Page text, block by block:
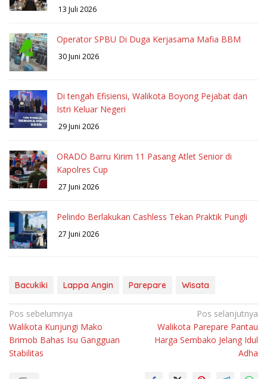
13 Juli 2026
Operator SPBU Di Duga Kerjasama Mafia BBM
30 Juni 2026
Di tengah Efisiensi, Walikota Boyong Pejabat dan
Istri Keluar Negeri
29 Juni 2026
ORADO Barru Kirim 11 Pasang Atlet Senior di
Kapolres Cup
27 Juni 2026
Pelindo Berlakukan Cashless Tekan Praktik Pungli
27 Juni 2026
Bacukiki Lappa Angin Parepare Wisata
Navigasi
pos
Pos sebelumnya
Walikota Kunjungi Mako
Brimob Bahas Isu Gangguan
Stabilitas
Pos selanjutnya
Walikota Parepare Pantau
Harga Sembako Jelang Idul
Adha